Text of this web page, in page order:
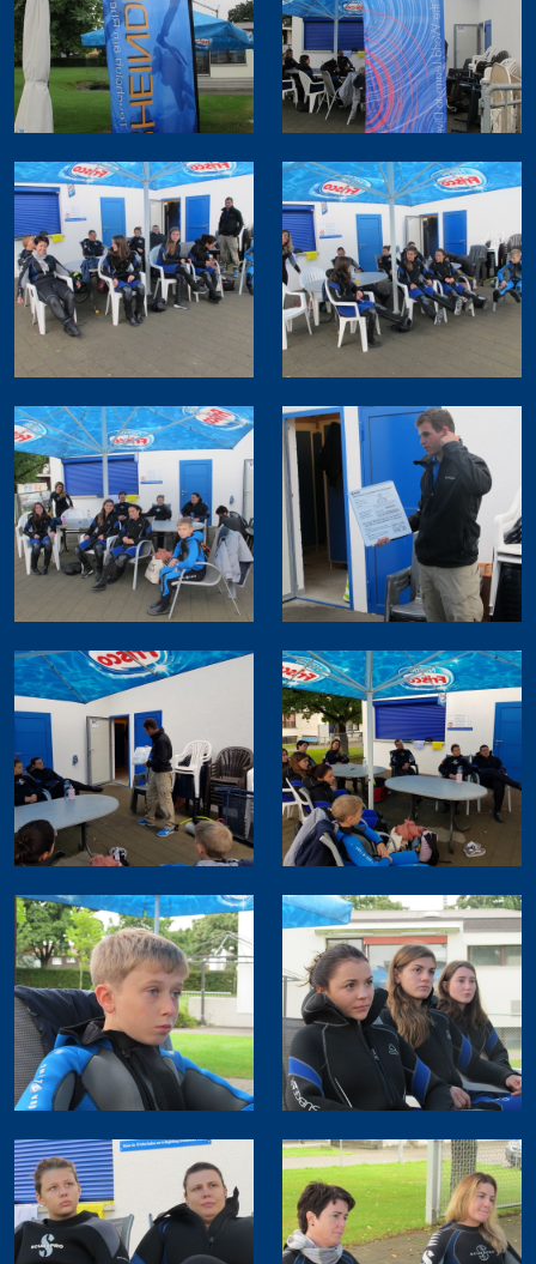
Thomas Türk
Michael Vogel
Daniel Fahrni
Daniel Rüttimann
Bettina Schweizer
Clublokal
Tauchanlässe & Events
Tauch- und Mietmaterial
Öffentlichkeitsarbeit
Kurse für Beginner
Schnuppertauchen
Open Water Diver
Skill Update
Kurse für Fortgeschrittene
Rheindive Advanced Package
Advanced Open Water Diver
Stress & Retten
Suchen & Bergen
Trockentauchen
Tieftauchen
Nitroxtaucher